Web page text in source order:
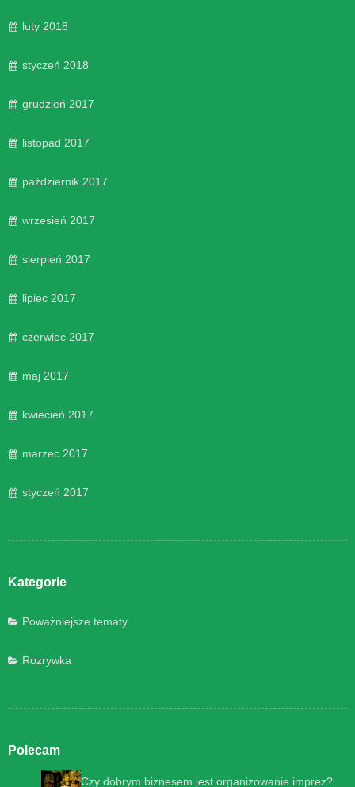
luty 2018
styczeń 2018
grudzień 2017
listopad 2017
październik 2017
wrzesień 2017
sierpień 2017
lipiec 2017
czerwiec 2017
maj 2017
kwiecień 2017
marzec 2017
styczeń 2017
Kategorie
Poważniejsze tematy
Rozrywka
Polecam
Czy dobrym biznesem jest organizowanie imprez?